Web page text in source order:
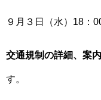
９月３日（水）18：
交通規制の詳細、案
す。